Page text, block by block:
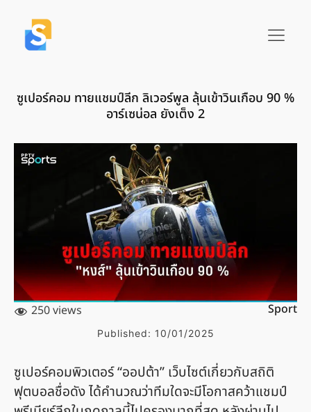
ซูเปอร์คอม ทายแชมป์ลีก ลิเวอร์พูล ลุ้นเข้าวินเกือบ 90 %
อาร์เซน่อล ยังเต็ง 2
250 views Sport
Published: 10/01/2025
ซูเปอร์คอมพิวเตอร์ “ออปต้า” เว็บไซต์เกี่ยวกับสถิติ
ฟุตบอลชื่อดัง ได้คำนวณว่าทีมใดจะมีโอกาสคว้าแชมป์